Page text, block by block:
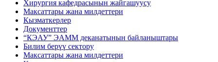
Хирургия кафедрасынын жайгашуусу
Максаттары жана милдеттери
Кызматкерлер
Документтер
“КЭАУ” ЭАММ деканатынын байланыштары
Билим берүү сектору
Максаттары жана милдеттери